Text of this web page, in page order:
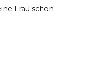
Frau schon